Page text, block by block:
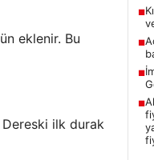
eklenir. Bu
Dereski ilk durak
■
■
■
■